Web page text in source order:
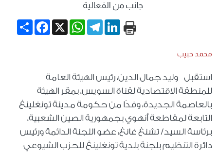
جانب من الفعالية
Share
Facebook X
WhatsApp
TelegramLinkedIn
محمد حبيب
استقبل وليد جمال الدين، رئيس الهيئة العامة
للمنطقة الاقتصادية لقناة السويس، بمقر الهيئة
بالعاصمة الجديدة، وفدًا من حكومة مدينة تونغلينغ
التابعة لمقاطعة أنهوي بجمهورية الصين الشعبية،
برئاسة السيد/ تشنغ غانغ، عضو اللجنة الدائمة ورئيس
دائرة التنظيم بلجنة بلدية تونغلينغ للحزب الشيوعي